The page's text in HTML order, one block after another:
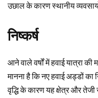
उछाल के कारण स्थानीय
निष्कर्ष
आने वाले वर्षों में हवाई यात्रा की
मानना है कि नए हवाई अड्डों का
वृद्धि के कारण यह क्षेत्र और